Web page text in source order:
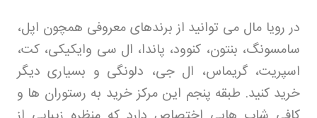
در رویا مال می توانید از برندهای معروفی همچون اپل،
سامسونگ، بنتون، کنوود، پاندا، ال سی وایکیکی، کت،
اسپریت، گریماس، ال جی، دلونگی و بسیاری دیگر
خرید کنید. طبقه پنجم این مرکز خرید به رستوران ها و